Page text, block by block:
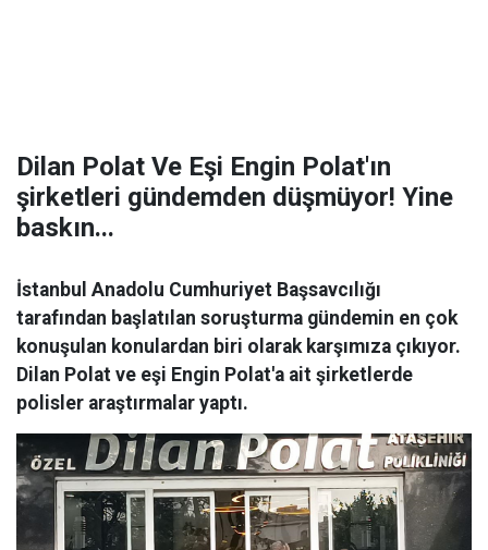
Dilan Polat Ve Eşi Engin Polat'ın
şirketleri gündemden düşmüyor! Yine
baskın...
İstanbul Anadolu Cumhuriyet Başsavcılığı
tarafından başlatılan soruşturma gündemin en çok
konuşulan konulardan biri olarak karşımıza çıkıyor.
Dilan Polat ve eşi Engin Polat'a ait şirketlerde
polisler araştırmalar yaptı.